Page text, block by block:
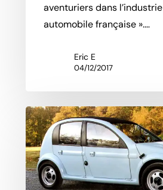
aventuriers dans l’industrie
automobile française ».…
Eric E
04/12/2017
Chrysler
CCV
:
la
2CV